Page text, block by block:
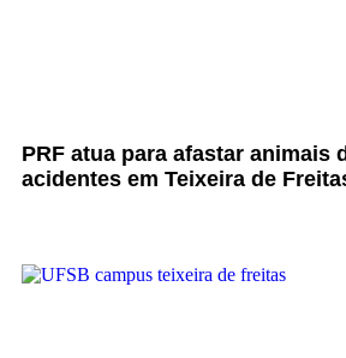
PRF atua para afastar animais
acidentes em Teixeira de